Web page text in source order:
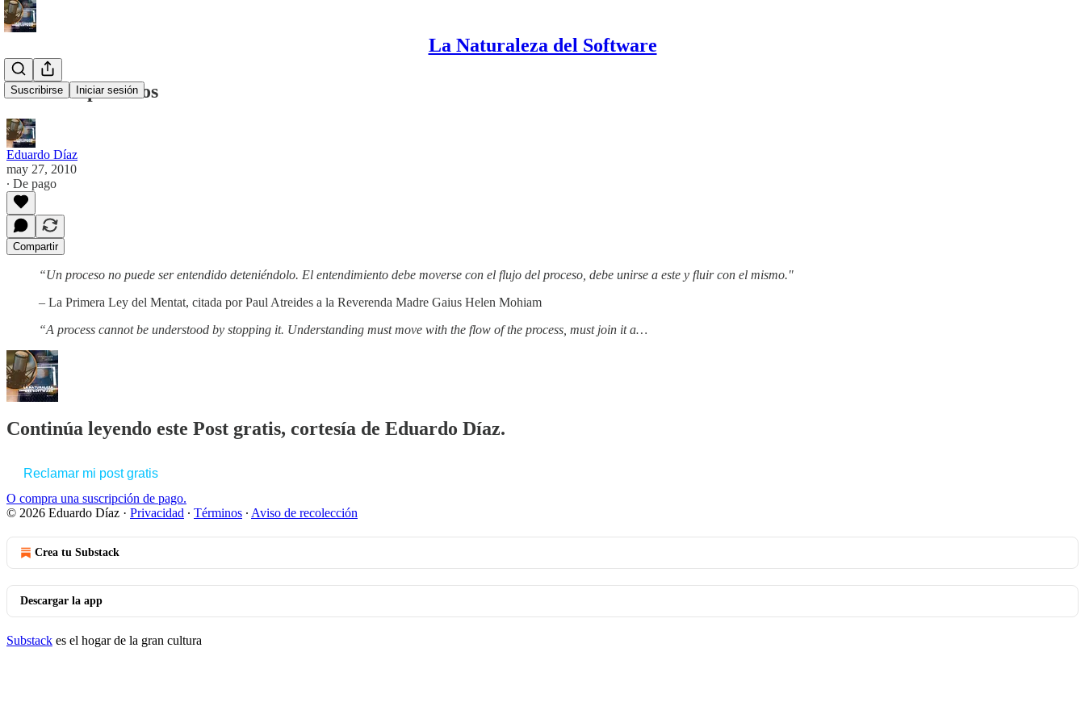
La Naturaleza del Software
Suscribirse Iniciar sesión
Sobre los procesos
Eduardo Díaz
may 27, 2010
∙ De pago
Compartir
“Un proceso no puede ser entendido deteniéndolo. El entendimiento debe moverse con el flujo del proceso, debe unirse a este y fluir con el mismo."
– La Primera Ley del Mentat, citada por Paul Atreides a la Reverenda Madre Gaius Helen Mohiam
“A process cannot be understood by stopping it. Understanding must move with the flow of the process, must join it a…
Continúa leyendo este Post gratis, cortesía de Eduardo Díaz.
Reclamar mi post gratis
O compra una suscripción de pago.
© 2026 Eduardo Díaz · Privacidad ∙ Términos ∙ Aviso de recolección
Crea tu Substack
Descargar la app
Substack es el hogar de la gran cultura